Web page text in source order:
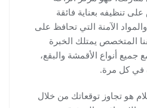
تنظيفه بعناية فائقة
الآمنة التي تحافظ على
المتخصص يمتلك الخبرة
جميع أنواع الأقمشة والبقع،
في كل مرة.
هو تجاوز توقعاتك من خلال